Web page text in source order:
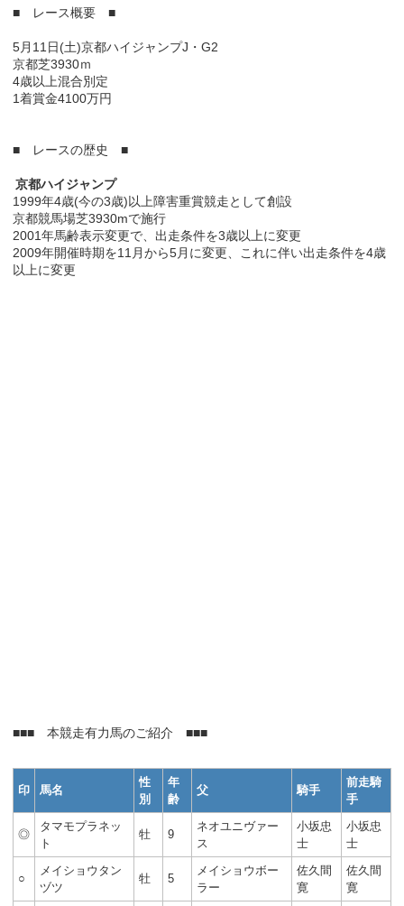
■ レース概要 ■
5月11日(土)京都ハイジャンプJ・G2
京都芝3930ｍ
4歳以上混合別定
1着賞金4100万円
■ レースの歴史 ■
京都ハイジャンプ
1999年4歳(今の3歳)以上障害重賞競走として創設
京都競馬場芝3930mで施行
2001年馬齢表示変更で、出走条件を3歳以上に変更
2009年開催時期を11月から5月に変更、これに伴い出走条件を4歳
以上に変更
■■■ 本競走有力馬のご紹介 ■■■
印 馬名
性
別
年
齢
父 騎手
前走騎
手
◎
タマモプラネッ
ト
牡 9
ネオユニヴァー
ス
小坂忠
士
小坂忠
士
○
メイショウタン
ヅツ
牡 5
メイショウボー
ラー
佐久間
寛
佐久間
寛